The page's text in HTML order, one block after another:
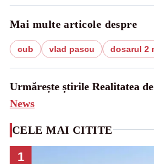
Mai multe articole despre
cub vlad pascu dosarul 2
Urmărește știrile Realitatea
News
CELE MAI CITITE
1